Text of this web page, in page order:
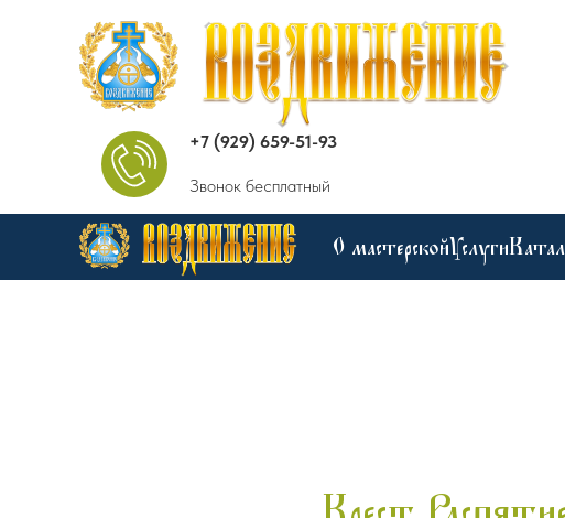
+7 (929) 659-51-93
Звонок бесплатный
О мастерскойУслуги